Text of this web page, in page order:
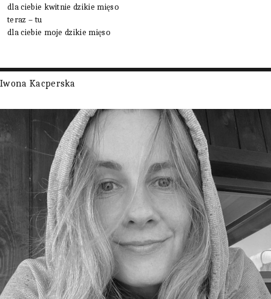
dla ciebie kwitnie dzikie mięso
teraz – tu
dla ciebie moje dzikie mięso
Iwona Kacperska